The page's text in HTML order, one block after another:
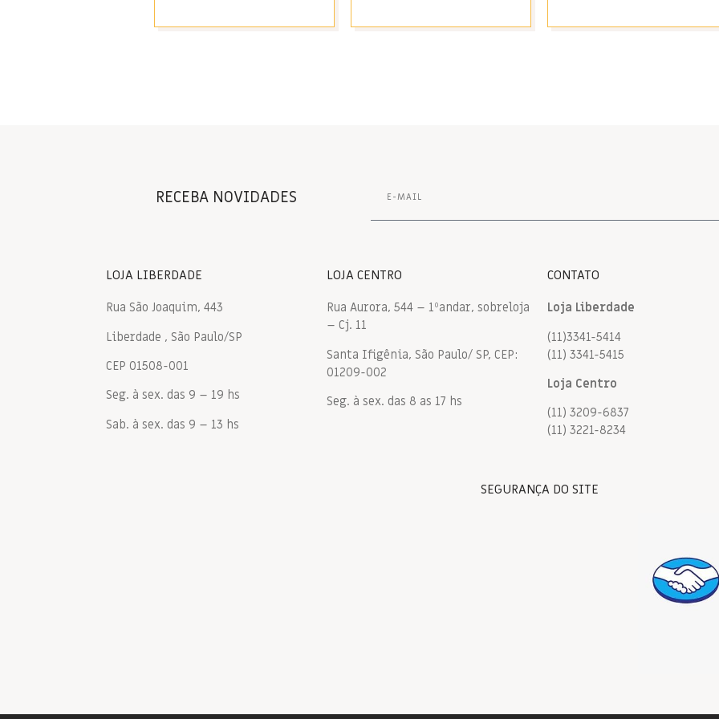
RECEBA NOVIDADES
LOJA LIBERDADE
Rua São Joaquim, 443
Liberdade , São Paulo/SP
CEP 01508-001
Seg. à sex. das 9 – 19 hs
Sab. à sex. das 9 – 13 hs
LOJA CENTRO
Rua Aurora, 544 – 1ºandar, sobreloja
– Cj. 11
Santa Ifigênia, São Paulo/ SP, CEP:
01209-002
Seg. à sex. das 8 as 17 hs
CONTATO
Loja Liberdade
(11)3341-5414
(11) 3341-5415
Loja Centro
(11) 3209-6837
(11) 3221-8234
SEGURANÇA DO SITE